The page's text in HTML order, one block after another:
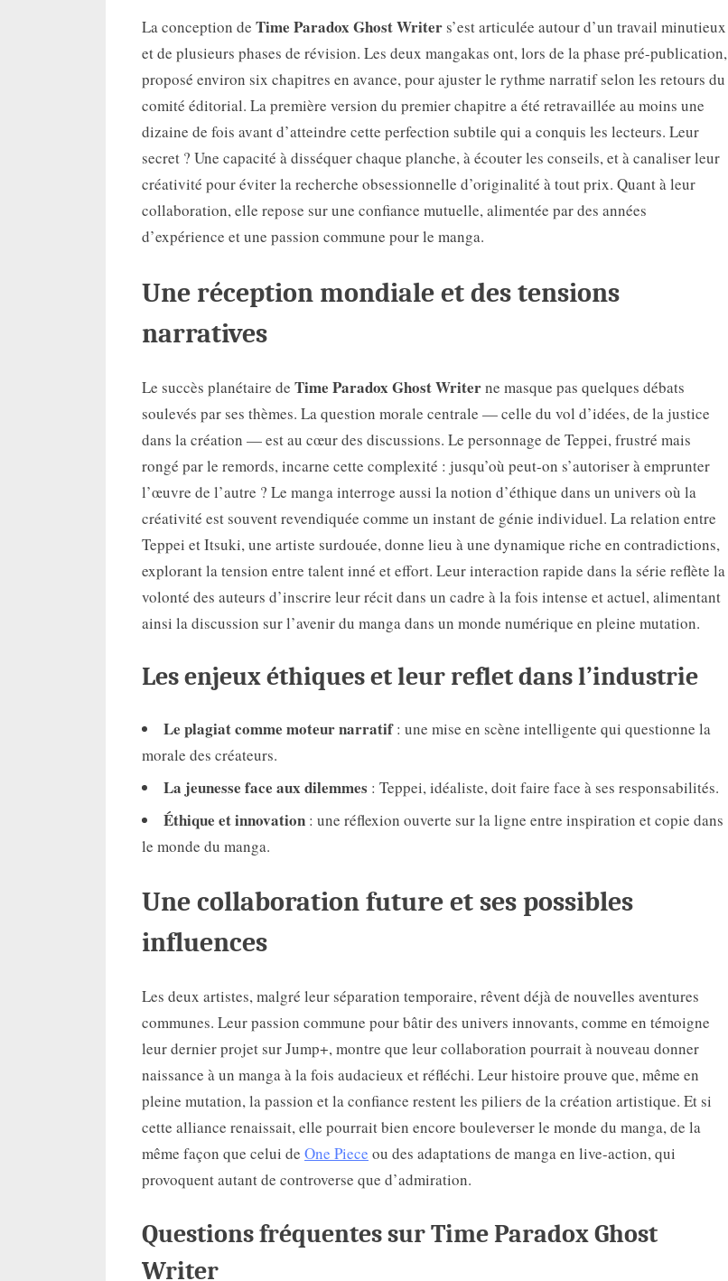
La conception de Time Paradox Ghost Writer s’est articulée autour d’un travail minutieux
et de plusieurs phases de révision. Les deux mangakas ont, lors de la phase pré-publication,
proposé environ six chapitres en avance, pour ajuster le rythme narratif selon les retours du
comité éditorial. La première version du premier chapitre a été retravaillée au moins une
dizaine de fois avant d’atteindre cette perfection subtile qui a conquis les lecteurs. Leur
secret ? Une capacité à disséquer chaque planche, à écouter les conseils, et à canaliser leur
créativité pour éviter la recherche obsessionnelle d’originalité à tout prix. Quant à leur
collaboration, elle repose sur une confiance mutuelle, alimentée par des années
d’expérience et une passion commune pour le manga.
Une réception mondiale et des tensions
narratives
Le succès planétaire de Time Paradox Ghost Writerne masque pas quelques débats
soulevés par ses thèmes. La question morale centrale — celle du vol d’idées, de la justice
dans la création — est au cœur des discussions. Le personnage de Teppei, frustré mais
rongé par le remords, incarne cette complexité : jusqu’où peut-on s’autoriser à emprunter
l’œuvre de l’autre ? Le manga interroge aussi la notion d’éthique dans un univers où la
créativité est souvent revendiquée comme un instant de génie individuel. La relation entre
Teppei et Itsuki, une artiste surdouée, donne lieu à une dynamique riche en contradictions,
explorant la tension entre talent inné et effort. Leur interaction rapide dans la série reflète la
volonté des auteurs d’inscrire leur récit dans un cadre à la fois intense et actuel, alimentant
ainsi la discussion sur l’avenir du manga dans un monde numérique en pleine mutation.
Les enjeux éthiques et leur reflet dans l’industrie
Le plagiat comme moteur narratif: une mise en scène intelligente qui questionne la
morale des créateurs.
La jeunesse face aux dilemmes : Teppei, idéaliste, doit faire face à ses responsabilités.
Éthique et innovation : une réflexion ouverte sur la ligne entre inspiration et copie dans
le monde du manga.
Une collaboration future et ses possibles
influences
Les deux artistes, malgré leur séparation temporaire, rêvent déjà de nouvelles aventures
communes. Leur passion commune pour bâtir des univers innovants, comme en témoigne
leur dernier projet sur Jump+, montre que leur collaboration pourrait à nouveau donner
naissance à un manga à la fois audacieux et réfléchi. Leur histoire prouve que, même en
pleine mutation, la passion et la confiance restent les piliers de la création artistique. Et si
cette alliance renaissait, elle pourrait bien encore bouleverser le monde du manga, de la
même façon que celui de One Piece ou des adaptations de manga en live-action, qui
provoquent autant de controverse que d’admiration.
Questions fréquentes surTime Paradox Ghost
Writer